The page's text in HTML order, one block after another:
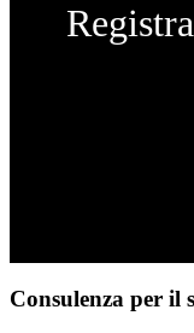
Consulenza per il